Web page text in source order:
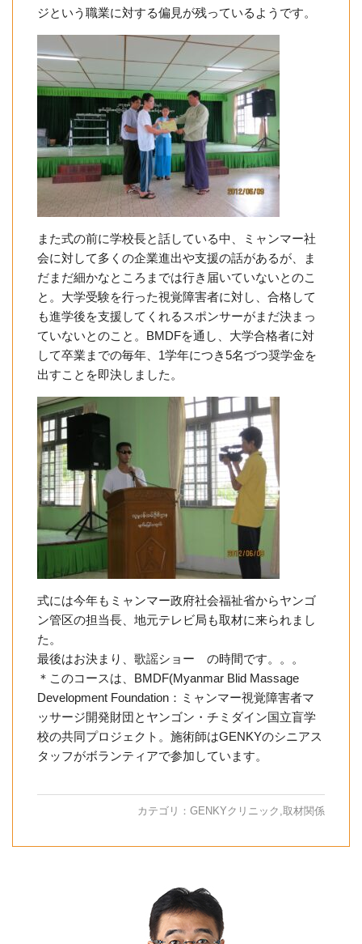
ジという職業に対する偏見が残っているようです。
また式の前に学校長と話している中、ミャンマー社
会に対して多くの企業進出や支援の話があるが、ま
だまだ細かなところまでは行き届いていないとのこ
と。大学受験を行った視覚障害者に対し、合格して
も進学後を支援してくれるスポンサーがまだ決まっ
ていないとのこと。BMDFを通し、大学合格者に対
して卒業までの毎年、1学年につき5名づつ奨学金を
出すことを即決しました。
式には今年もミャンマー政府社会福祉省からヤンゴ
ン管区の担当長、地元テレビ局も取材に来られまし
た。
最後はお決まり、歌謡ショー の時間です。。。
＊このコースは、BMDF(Myanmar Blid Massage
Development Foundation：ミャンマー視覚障害者マ
ッサージ開発財団とヤンゴン・チミダイン国立盲学
校の共同プロジェクト。施術師はGENKYのシニアス
タッフがボランティアで参加しています。
カテゴリ： GENKYクリニック 取材関係